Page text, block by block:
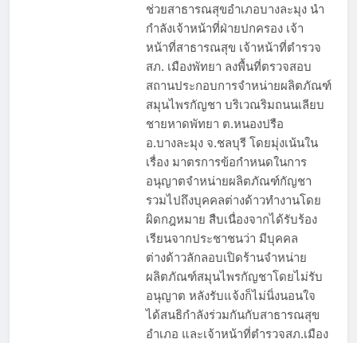
ช่วยสาธารณสุขอำเภอบางละมุง นำ
กำลังเจ้าหน้าที่ฝ่ายปกครอง เจ้า
หน้าที่สาธารณสุข เจ้าหน้าที่ตำรวจ
สภ. เมืองพัทยา ลงพื้นที่ตรวจสอบ
สถานประกอบการจำหน่ายผลิตภัณฑ์
สมุนไพรกัญชา บริเวณริมถนนเลียบ
ชายหาดพัทยา ต.หนองปรือ
อ.บางละมุง จ.ชลบุรี โดยมุ่งเน้นใน
เรื่อง มาตรการข้อกำหนดในการ
อนุญาตจำหน่ายผลิตภัณฑ์กัญชา
รวมไปถึงบุคคลต่างด้าวทำงานโดย
ผิดกฎหมาย สืบเนื่องจากได้รับร้อง
เรียนจากประชาชนว่า มีบุคคล
ต่างด้าวลักลอบเปิดร้านจำหน่าย
ผลิตภัณฑ์สมุนไพรกัญชาโดยไม่รับ
อนุญาต หลังรับแจ้งก็ไม่นิ่งนอนใจ
ได้สนธิกำลังร่วมกันกับสาธารณสุข
อำเภอ และเจ้าหน้าที่ตำรวจสภ.เมือง